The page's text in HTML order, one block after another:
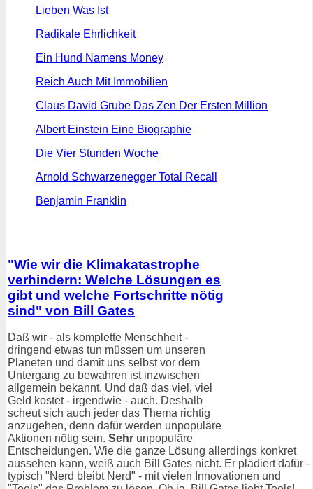
Lieben Was Ist
Radikale Ehrlichkeit
Ein Hund Namens Money
Reich Auch Mit Immobilien
Claus David Grube Das Zen Der Ersten Million
Albert Einstein Eine Biographie
Die Vier Stunden Woche
Arnold Schwarzenegger Total Recall
Benjamin Franklin
"Wie wir die Klimakatastrophe
verhindern: Welche Lösungen es
gibt und welche Fortschritte nötig
sind" von Bill Gates
Daß wir - als komplette Menschheit -
dringend etwas tun müssen um unseren
Planeten und damit uns selbst vor dem
Untergang zu bewahren ist inzwischen
allgemein bekannt. Und daß das viel, viel
Geld kostet - irgendwie - auch. Deshalb
scheut sich auch jeder das Thema richtig
anzugehen, denn dafür werden unpopuläre
Aktionen nötig sein. Sehr unpopuläre
Entscheidungen. Wie die ganze Lösung allerdings konkret
aussehen kann, weiß auch Bill Gates nicht. Er plädiert dafür -
typisch "Nerd bleibt Nerd" - mit vielen Innovationen und